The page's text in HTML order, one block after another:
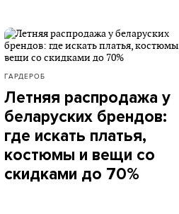
ГАРДЕРОБ
Летняя распродажа у
беларуских брендов:
где искать платья,
костюмы и вещи со
скидками до 70%